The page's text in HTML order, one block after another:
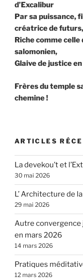
d’Excalibur
Par sa puissance,
créatrice de futurs,
Riche comme
salomonien,
Glaive de justice
Frères du temple
chemine !
ARTICLES
La devekou’t et
30 mai 2026
L’ Architecture de
29 mai 2026
Autre convergence
en mars 2026
14 mars 2026
Pratiques
12 mars 2026